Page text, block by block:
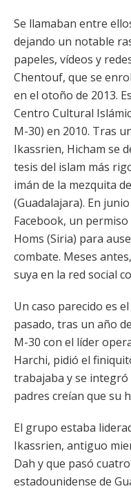
Se llamaban entre
dejando un notable
papeles, vídeos y
Chentouf, que se
en el otoño de 2013.
Centro Cultural
M-30) en 2010. Tras
Ikassrien, Hicham se
tesis del islam más
imán de la mezquita
(Guadalajara). En
Facebook, un
Homs (Siria) para
combate. Meses
suya en la red social
Un caso parecido es
pasado, tras un año
M-30 con el líder
Harchi, pidió el
trabajaba y se integró
padres creían que su
El grupo estaba
Ikassrien, antiguo
Dah y que pasó
estadounidense de